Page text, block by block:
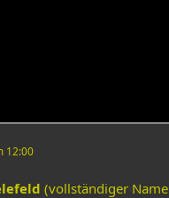
12:00
(vollständiger Name